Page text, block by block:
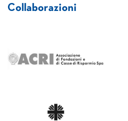
Collaborazioni